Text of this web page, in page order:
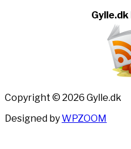
Gylle.dk
Copyright © 2026 Gylle.dk
Designed byWPZOOM